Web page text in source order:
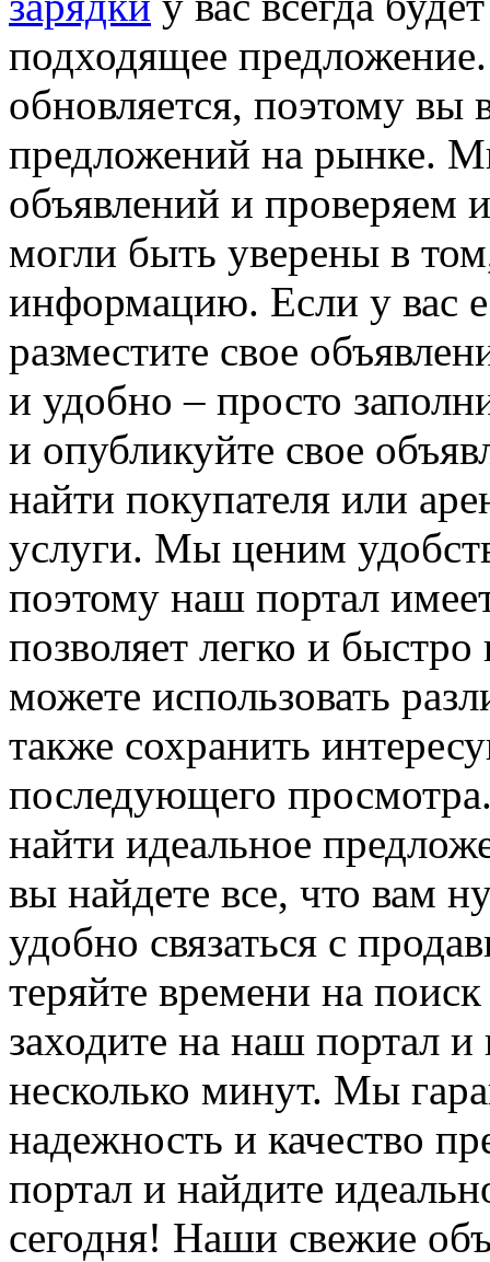
подходящее
обновляется, поэтому вы
предложений на рынке.
объявлений и проверяем
могли быть уверены в
информацию. Если у вас
разместите свое
и удобно – просто
и опубликуйте свое
найти покупателя или
услуги. Мы ценим
поэтому наш портал
позволяет легко и
можете использовать
также сохранить
последующего
найти идеальное
вы найдете все, что вам
удобно связаться с
теряйте времени на
заходите на наш портал
несколько минут. Мы
надежность и качество
портал и найдите
сегодня! Наши свежие